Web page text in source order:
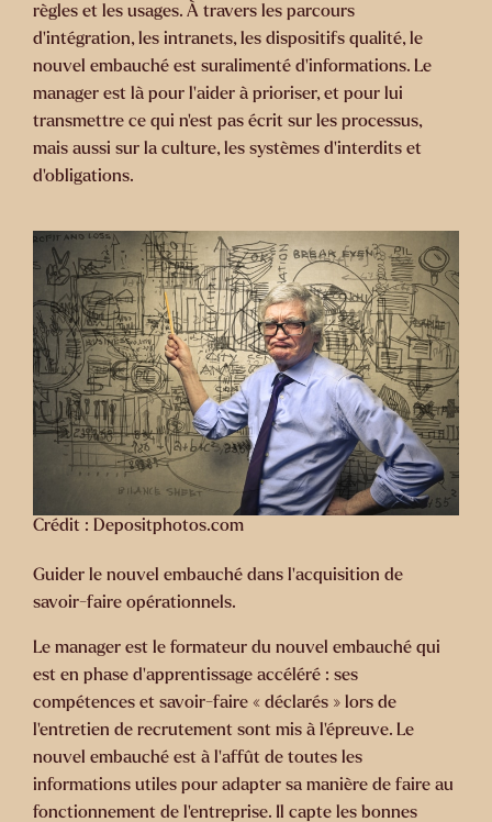
règles et les usages. À travers les parcours
d’intégration, les intranets, les dispositifs qualité, le
nouvel embauché est suralimenté d’informations. Le
manager est là pour l’aider à prioriser, et pour lui
transmettre ce qui n’est pas écrit sur les processus,
mais aussi sur la culture, les systèmes d’interdits et
d’obligations.
Crédit : Depositphotos.com
Guider le nouvel embauché dans l’acquisition de
savoir-faire opérationnels.
Le manager est le formateur du nouvel embauché qui
est en phase d’apprentissage accéléré : ses
compétences et savoir-faire « déclarés » lors de
l’entretien de recrutement sont mis à l’épreuve. Le
nouvel embauché est à l’affût de toutes les
informations utiles pour adapter sa manière de faire au
fonctionnement de l’entreprise. Il capte les bonnes